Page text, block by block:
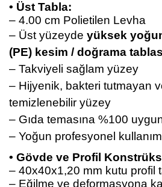
• Üst Tabla:
– 4.00 cm Polietilen Levha
– Üst yüzeyde yüksek
(PE) kesim / doğrama
– Takviyeli sağlam yüzey
– Hijyenik, bakteri tutmayan
temizlenebilir yüzey
– Gıda temasına %100
– Yoğun profesyonel
• Gövde ve Profil
– 40x40x1,20 mm kutu profil
– Eğilme ve deformasyona